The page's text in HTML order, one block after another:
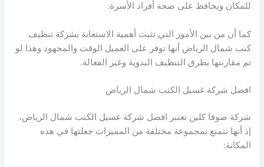
للمكان ويحافظ على صحة أفراد الأسرة.
كما أن من بين الأمور التي تثبت أهمية الاستعانة بشركة تنظيف
كنب شمال الرياض أنها توفر على العميل الوقت والمجهود وهذا لو
تم مقارنتها بطرق التنظيف اليدوية وغير الفعالة.
افضل شركة غسيل الكنب شمال الرياض
شركة صوفا كلين تعتبر افضل شركة غسيل الكنب شمال الرياض،
إذ أنها تتمتع بمجموعة مختلفة من المميزات جعلتها في هذه
المكانة: